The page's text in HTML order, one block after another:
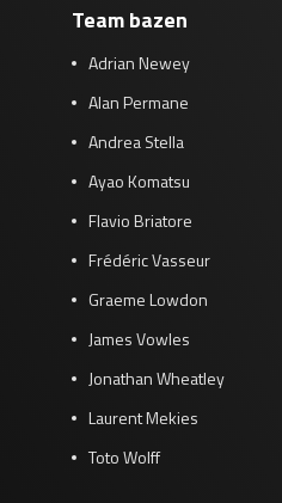
Team bazen
Adrian Newey
Alan Permane
Andrea Stella
Ayao Komatsu
Flavio Briatore
Frédéric Vasseur
Graeme Lowdon
James Vowles
Jonathan Wheatley
Laurent Mekies
Toto Wolff